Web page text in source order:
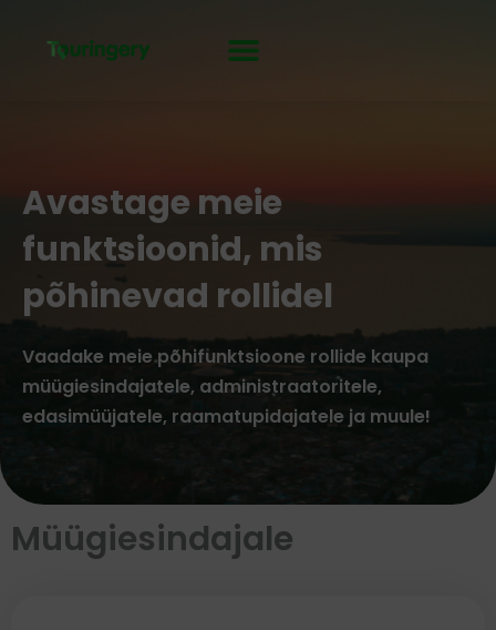
Avastage meie
funktsioonid, mis
põhinevad rollidel
Vaadake meie põhifunktsioone rollide kaupa
müügiesindajatele, administraatoritele,
edasimüüjatele, raamatupidajatele ja muule!
Müügiesindajale